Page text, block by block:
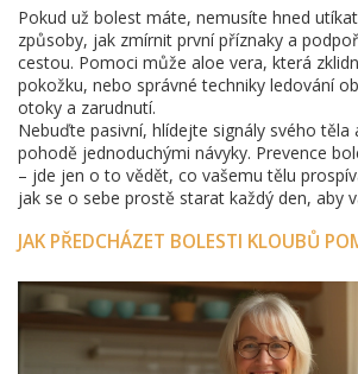
Pokud už bolest máte, nemusíte hned
způsoby, jak zmírnit první příznaky a
cestou. Pomoci může aloe vera, která
pokožku, nebo správné techniky ledování
otoky a zarudnutí.
Nebuďte pasivní, hlídejte signály svého těla
pohodě jednoduchými návyky. Prevence
– jde jen o to vědět, co vašemu tělu
jak se o sebe prostě starat každý den, aby
JAK PŘEDCHÁZET BOLESTI KLOUBŮ